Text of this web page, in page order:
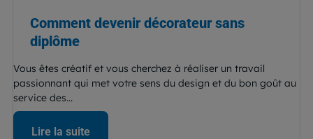
Comment devenir décorateur sans
diplôme
Vous êtes créatif et vous cherchez à réaliser un travail
passionnant qui met votre sens du design et du bon goût au
service des...
Lire la suite